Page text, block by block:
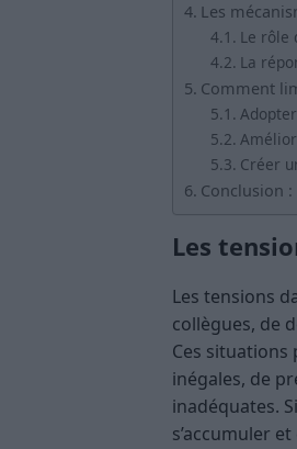
Les
Le rôle
La
Comment
Créer
Conclusion
Les
Les tensions
collègues, de
Ces
inégales, de
inadéquates.
s’accumuler